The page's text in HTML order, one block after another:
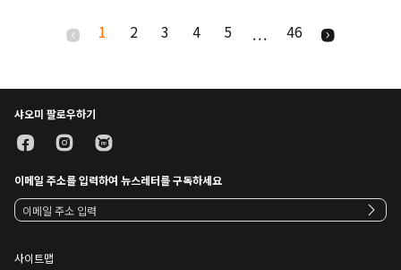
1 2 3 4 5 ... 46
샤오미 팔로우하기
이메일 주소를 입력하여 뉴스레터를 구독하세요
사이트맵